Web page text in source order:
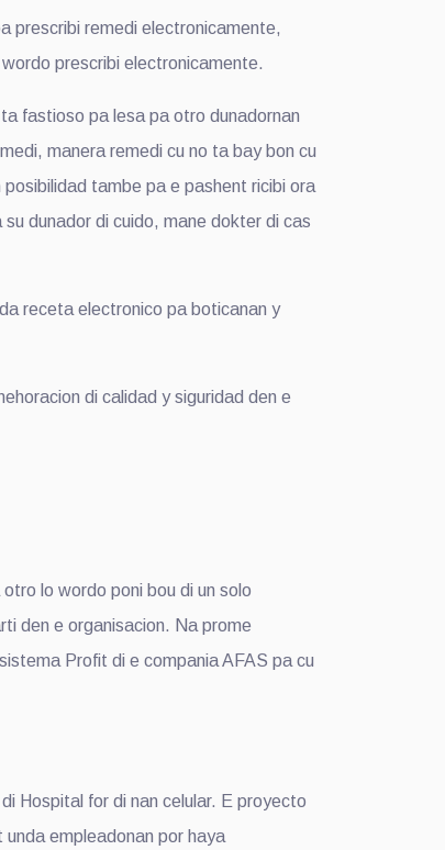
remedi electronicamente,
prescribi electronicamente.
fastioso pa lesa pa otro dunadornan
manera remedi cu no ta bay bon cu
tambe pa e pashent ricibi ora
dunador di cuido, mane dokter di cas
receta electronico pa boticanan y
di calidad y siguridad den e
lo wordo poni bou di un solo
den e organisacion. Na prome
Profit di e compania AFAS pa cu
for di nan celular. E proyecto
empleadonan por haya